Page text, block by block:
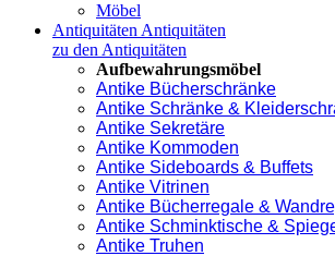
Möbel
Antiquitäten Antiquitäten
zu den Antiquitäten
Aufbewahrungsmöbel
Antike Bücherschränke
Antike Schränke &
Antike Sekretäre
Antike Kommoden
Antike Sideboards & Buffets
Antike Vitrinen
Antike Bücherregale &
Antike Schminktische &
Antike Truhen